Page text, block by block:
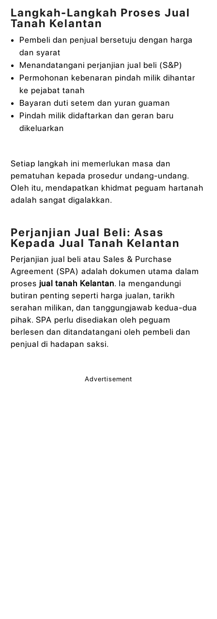
Langkah-Langkah Proses Jual
Tanah Kelantan
Pembeli dan penjual bersetuju dengan harga
dan syarat
Menandatangani perjanjian jual beli (S&P)
Permohonan kebenaran pindah milik dihantar
ke pejabat tanah
Bayaran duti setem dan yuran guaman
Pindah milik didaftarkan dan geran baru
dikeluarkan
Setiap langkah ini memerlukan masa dan
pematuhan kepada prosedur undang-undang.
Oleh itu, mendapatkan khidmat peguam hartanah
adalah sangat digalakkan.
Perjanjian Jual Beli: Asas
Kepada Jual Tanah Kelantan
Perjanjian jual beli atau Sales & Purchase
Agreement (SPA) adalah dokumen utama dalam
proses jual tanah Kelantan. Ia mengandungi
butiran penting seperti harga jualan, tarikh
serahan milikan, dan tanggungjawab kedua-dua
pihak. SPA perlu disediakan oleh peguam
berlesen dan ditandatangani oleh pembeli dan
penjual di hadapan saksi.
Advertisement